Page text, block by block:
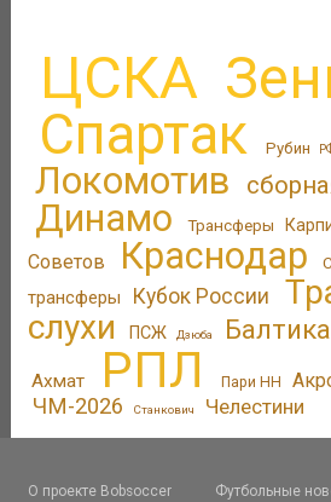
ЦСКА
Спартак Рубин
Локомотив
Динамо Трансферы
Советов
Краснодар
трансферы
Кубок России
слухи
ПСЖ Дзюба Балтика
Ахмат РПЛ Пари НН
ЧМ-2026 Станкович Челестини
О проекте Bobsoccer
Футбольные